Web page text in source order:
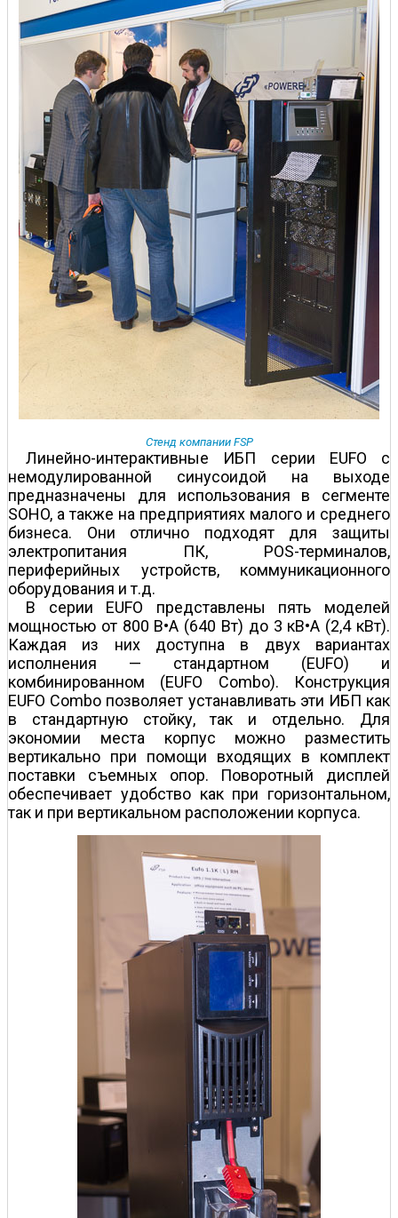
Стенд компании FSP
Линейно-интерактивные ИБП серии EUFO с
немодулированной синусоидой на выходе
предназначены для использования в сегменте
SOHO, а также на предприятиях малого и среднего
бизнеса. Они отлично подходят для защиты
электропитания ПК, POS-терминалов,
периферийных устройств, коммуникационного
оборудования и т.д.
В серии EUFO представлены пять моделей
мощностью от 800 В•А (640 Вт) до 3 кВ•А (2,4 кВт).
Каждая из них доступна в двух вариантах
исполнения — стандартном (EUFO) и
комбинированном (EUFO Combo). Конструкция
EUFO Combo позволяет устанавливать эти ИБП как
в стандартную стойку, так и отдельно. Для
экономии места корпус можно разместить
вертикально при помощи входящих в комплект
поставки съемных опор. Поворотный дисплей
обеспечивает удобство как при горизонтальном,
так и при вертикальном расположении корпуса.